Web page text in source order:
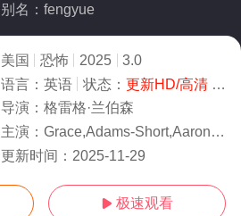
别名：fengyue
美国 恐怖 2025
3.0
语言： 英语 状态： 更新HD/高清- 免费在线观看
导演： 格雷格·兰伯森
主演： Grace,Adams-Short,Aaron,Krygier,Kayla,Malika,Gabriell
更新时间： 2025-11-29
 极速观看